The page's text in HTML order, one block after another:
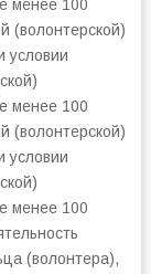
менее 100
(волонтерской)
условии
менее 100
(волонтерской)
условии
менее 100
(волонтера),